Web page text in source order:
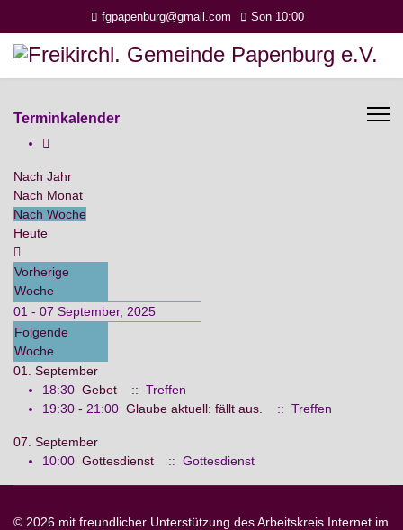
fgpapenburg@gmail.com Son 10:00
Terminkalender
Nach Jahr
Nach Monat
Nach Woche
Heute
Vorherige
Woche
01 - 07 September, 2025
Folgende
Woche
01. September
18:30 Gebet
:: Treffen
19:30 - 21:00 Glaube aktuell: fällt aus. :: Treffen
07. September
10:00 Gottesdienst :: Gottesdienst
© 2026 mit freundlicher Unterstützung des Arbeitskreis Internet im